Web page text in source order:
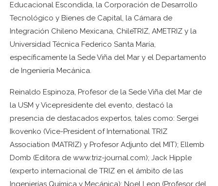
Educacional Escondida, la Corporación de Desarrollo
Tecnológico y Bienes de Capital, la Cámara de
Integración Chileno Mexicana, ChileTRIZ, AMETRIZ y la
Universidad Técnica Federico Santa María,
específicamente la Sede Viña del Mar y el Departamento
de Ingeniería Mecánica.
Reinaldo Espinoza, Profesor de la Sede Viña del Mar de
la USM y Vicepresidente del evento, destacó la
presencia de destacados expertos, tales como: Sergei
Ikovenko (Vice-President of International TRIZ
Association (MATRIZ) y Profesor Adjunto del MIT); Ellemb
Domb (Editora de www.triz-journal.com); Jack Hipple
(experto internacional de TRIZ en el ámbito de las
Ingenierías Química y Mecánica); Noel Leon (Profesor del